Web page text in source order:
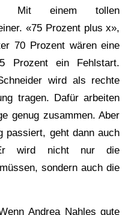
Mit einem tollen
«75 Prozent plus x»,
70 Prozent wären eine
Prozent ein Fehlstart.
wird als rechte
tragen. Dafür arbeiten
genug zusammen. Aber
passiert, geht dann auch
wird nicht nur die
sondern auch die
Andrea Nahles gute